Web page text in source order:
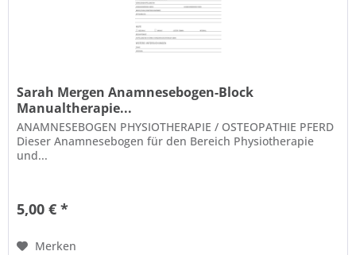
Sarah Mergen Anamnesebogen-Block
Manualtherapie...
ANAMNESEBOGEN PHYSIOTHERAPIE / OSTEOPATHIE PFERD
Dieser Anamnesebogen für den Bereich Physiotherapie
und...
5,00 € *
Merken